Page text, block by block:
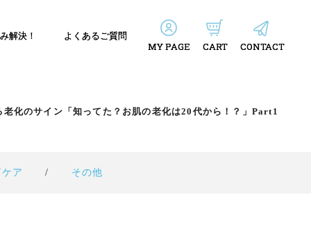
解決！ よくあるご質問
MY PAGE CART CONTACT
老化のサイン「知ってた？お肌の老化は20代から！？」Part1
ア その他